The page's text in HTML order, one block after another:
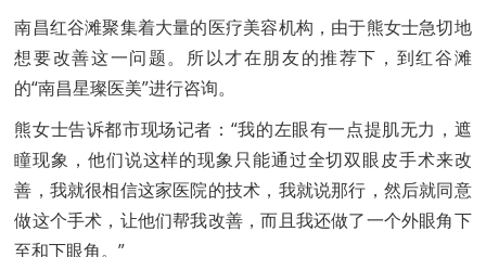
南昌红谷滩聚集着大量的医疗美容机构，由于熊女士急切地
想要改善这一问题。所以才在朋友的推荐下，到红谷滩
的“南昌星璨医美”进行咨询。
熊女士告诉都市现场记者：“我的左眼有一点提肌无力，遮
瞳现象，他们说这样的现象只能通过全切双眼皮手术来改
善，我就很相信这家医院的技术，我就说那行，然后就同意
做这个手术，让他们帮我改善，而且我还做了一个外眼角下
至和下眼角。”